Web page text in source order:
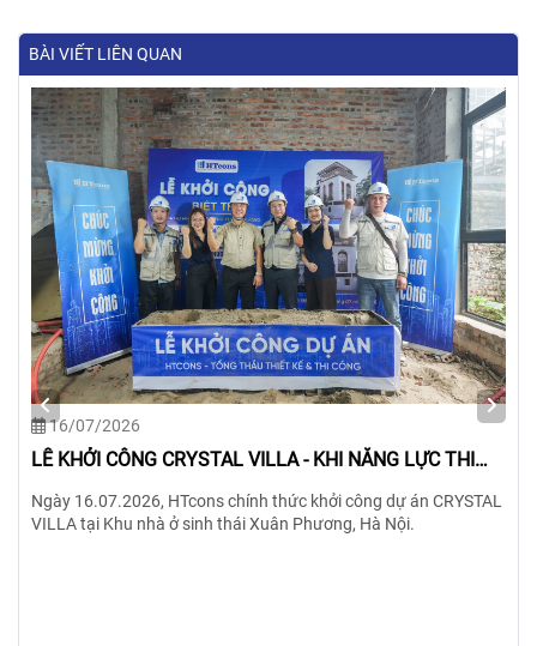
BÀI VIẾT LIÊN QUAN
16/07/2026
LỄ KHỞI CÔNG CRYSTAL VILLA - KHI NĂNG LỰC THI
Ngày 16.07.2026, HTcons chính thức khởi công dự án CRYSTAL
VILLA tại Khu nhà ở sinh thái Xuân Phương, Hà Nội.